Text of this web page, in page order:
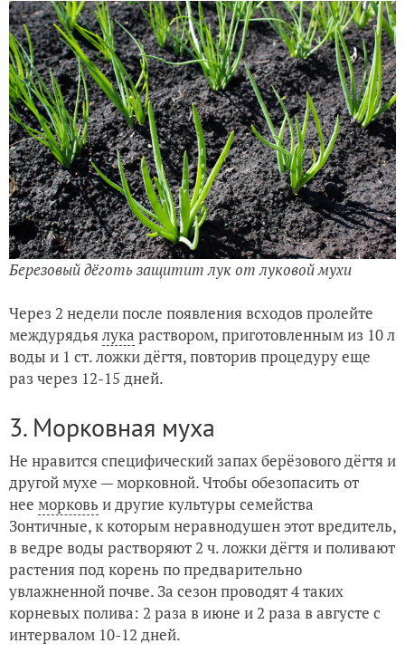
Березовый дёготь защитит лук от луковой мухи
Через 2 недели после появления всходов пролейте
междурядьялука раствором, приготовленным из 10 л
воды и 1 ст. ложки дёгтя, повторив процедуру еще
раз через 12-15 дней.
3. Морковная муха
Не нравится специфический запах берёзового дёгтя и
другой мухе — морковной. Чтобы обезопасить от
нее морковь и другие культуры семейства
Зонтичные, к которым неравнодушен этот вредитель,
в ведре воды растворяют 2 ч. ложки дёгтя и поливают
растения под корень по предварительно
увлажненной почве. За сезон проводят 4 таких
корневых полива: 2 раза в июне и 2 раза в августе с
интервалом 10-12 дней.